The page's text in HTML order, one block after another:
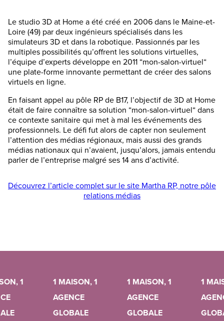
Le studio 3D at Home a été créé en 2006 dans le Maine-et-
Loire (49) par deux ingénieurs spécialisés dans les
simulateurs 3D et dans la robotique. Passionnés par les
multiples possibilités qu’offrent les solutions virtuelles,
l’équipe d’experts développe en 2011 “mon-salon-virtuel“
une plate-forme innovante permettant de créer des salons
virtuels en ligne.
En faisant appel au pôle RP de B17, l’objectif de 3D at Home
était de faire connaître sa solution “mon-salon-virtuel“ dans
ce contexte sanitaire qui met à mal les événements des
professionnels. Le défi fut alors de capter non seulement
l’attention des médias régionaux, mais aussi des grands
médias nationaux qui n’avaient, jusqu’alors, jamais entendu
parler de l’entreprise malgré ses 14 ans d’activité.
Découvrez l’article complet sur le site Martha RP, notre pôle
relations médias
1
1 MAISON, 1
AGENCE
GLOBALE
1 MAISON, 1
AGENCE
GLOBALE
1